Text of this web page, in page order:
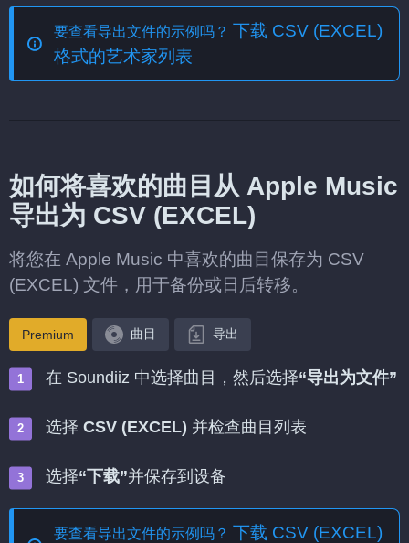
要查看导出文件的示例吗？ 下载 CSV (EXCEL)
格式的艺术家列表
如何将喜欢的曲目从 Apple Music
导出为 CSV (EXCEL)
将您在 Apple Music 中喜欢的曲目保存为 CSV
(EXCEL) 文件，用于备份或日后转移。
Premium 曲目 导出
在 Soundiiz 中选择曲目，然后选择“导出为文件”
选择 CSV (EXCEL) 并检查曲目列表
选择“下载”并保存到设备
要查看导出文件的示例吗？ 下载 CSV (EXCEL)